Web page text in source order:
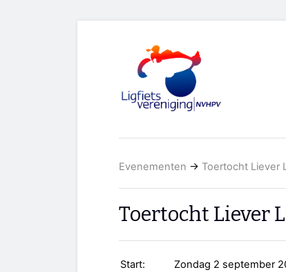
Evenementen → Toertocht Liever
Toertocht Liever
Start:
Zondag 2 september